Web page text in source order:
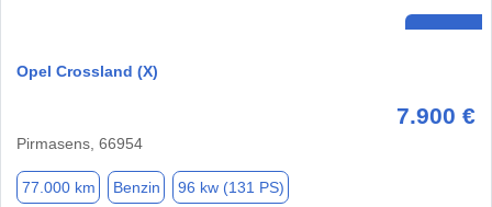
Opel Crossland (X)
7.900 €
Pirmasens, 66954
77.000 km Benzin 96 kw (131 PS)